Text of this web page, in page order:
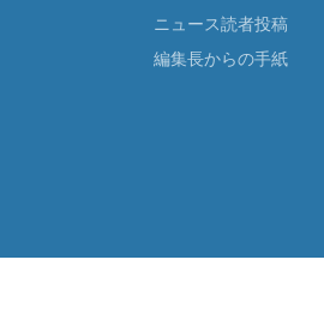
ニュース読者投稿
編集長からの手紙